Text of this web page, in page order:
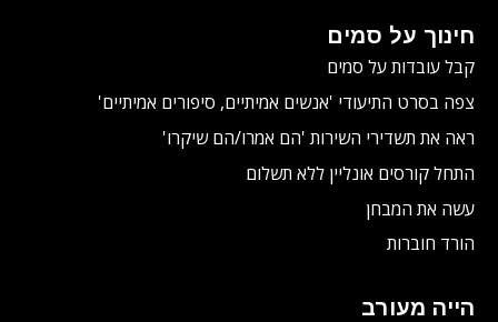
חינוך על סמים
קבל עובדות על סמים
צפה בסרט התיעודי 'אנשים אמיתיים, סיפורים אמיתיים'
ראה את תשדירי השירות 'הם אמרו/הם שיקרו'
התחל קורסים אונליין ללא תשלום
עשה את המבחן
הורד חוברות
הייה מעורב